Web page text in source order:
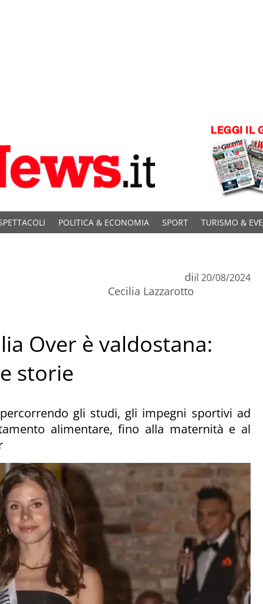
POLITICA & ECONOMIA SPORT TURISMO &
di
Cecilia Lazzarotto
il 20/08/2024
Over è valdostana:
storie
gli studi, gli impegni sportivi ad
alimentare, fino alla maternità e al